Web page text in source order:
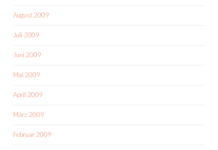
August 2009
Juli 2009
Juni 2009
Mai 2009
April 2009
März 2009
Februar 2009